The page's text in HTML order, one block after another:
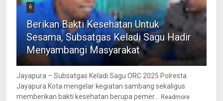
6
Berikan Bakti Kesehatan Untuk
Sesama, Subsatgas Keladi Sagu Hadir
Menyambangi Masyarakat
Jayapura – Subsatgas Keladi Sagu ORC 2025 Polresta
Jayapura Kota mengelar kegiatan sambang sekaligus
memberikan bakti kesehatan berupa pemer...
Readmore